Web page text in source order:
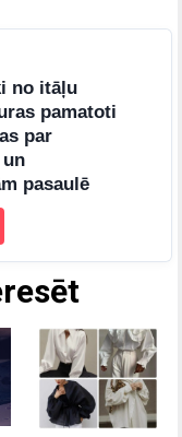
no itāļu
pamatoti
par
pasaulē